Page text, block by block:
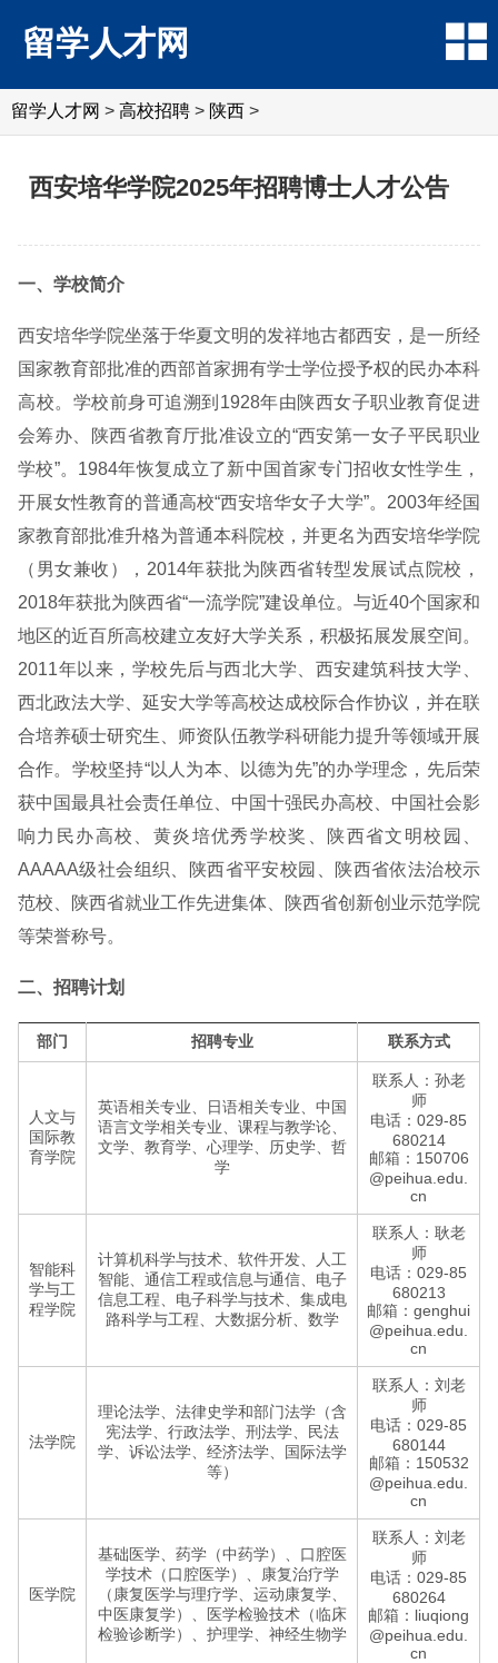
留学人才网
留学人才网 > 高校招聘 > 陕西 >
西安培华学院2025年招聘博士人才公告
一、学校简介
西安培华学院坐落于华夏文明的发祥地古都西安，是一所经
国家教育部批准的西部首家拥有学士学位授予权的民办本科
高校。学校前身可追溯到1928年由陕西女子职业教育促进
会筹办、陕西省教育厅批准设立的“西安第一女子平民职业
学校”。1984年恢复成立了新中国首家专门招收女性学生，
开展女性教育的普通高校“西安培华女子大学”。2003年经国
家教育部批准升格为普通本科院校，并更名为西安培华学院
（男女兼收），2014年获批为陕西省转型发展试点院校，
2018年获批为陕西省“一流学院”建设单位。与近40个国家和
地区的近百所高校建立友好大学关系，积极拓展发展空间。
2011年以来，学校先后与西北大学、西安建筑科技大学、
西北政法大学、延安大学等高校达成校际合作协议，并在联
合培养硕士研究生、师资队伍教学科研能力提升等领域开展
合作。学校坚持“以人为本、以德为先”的办学理念，先后荣
获中国最具社会责任单位、中国十强民办高校、中国社会影
响力民办高校、黄炎培优秀学校奖、陕西省文明校园、
AAAAA级社会组织、陕西省平安校园、陕西省依法治校示
范校、陕西省就业工作先进集体、陕西省创新创业示范学院
等荣誉称号。
二、招聘计划
部门 招聘专业 联系方式
人文与
国际教
育学院
英语相关专业、日语相关专业、中国
语言文学相关专业、课程与教学论、
文学、教育学、心理学、历史学、哲
学
联系人：孙老
师
电话：029-85
680214
邮箱：150706
@peihua.edu.
cn
智能科
学与工
程学院
计算机科学与技术、软件开发、人工
智能、通信工程或信息与通信、电子
信息工程、电子科学与技术、集成电
路科学与工程、大数据分析、数学
联系人：耿老
师
电话：029-85
680213
邮箱：genghui
@peihua.edu.
cn
法学院
理论法学、法律史学和部门法学（含
宪法学、行政法学、刑法学、民法
学、诉讼法学、经济法学、国际法学
等）
联系人：刘老
师
电话：029-85
680144
邮箱：150532
@peihua.edu.
cn
医学院
基础医学、药学（中药学）、口腔医
学技术（口腔医学）、康复治疗学
（康复医学与理疗学、运动康复学、
中医康复学）、医学检验技术（临床
检验诊断学）、护理学、神经生物学
联系人：刘老
师
电话：029-85
680264
邮箱：liuqiong
@peihua.edu.
cn